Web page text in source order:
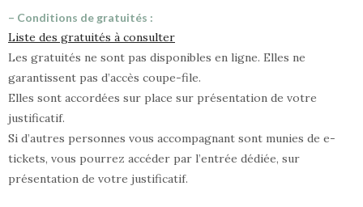
– Conditions de gratuités :
Liste des gratuités à consulter
Les gratuités ne sont pas disponibles en ligne. Elles ne
garantissent pas d’accès coupe-file.
Elles sont accordées sur place sur présentation de votre
justificatif.
Si d’autres personnes vous accompagnant sont munies de e-
tickets, vous pourrez accéder par l’entrée dédiée, sur
présentation de votre justificatif.